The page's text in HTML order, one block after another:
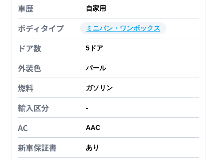
車歴 自家用
ボディタイプ ミニバン・ワンボックス
ドア数 5 ドア
外装色 パール
燃料 ガソリン
輸入区分 -
AC AAC
新車保証書 あり